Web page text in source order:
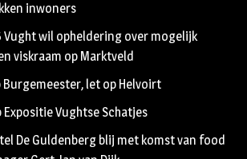
inwoners
Vught wil opheldering over mogelijk
viskraam op Marktveld
Burgemeester, let op Helvoirt
Expositie Vughtse Schatjes
De Guldenberg blij met komst van food